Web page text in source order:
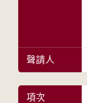
聲請人
項次